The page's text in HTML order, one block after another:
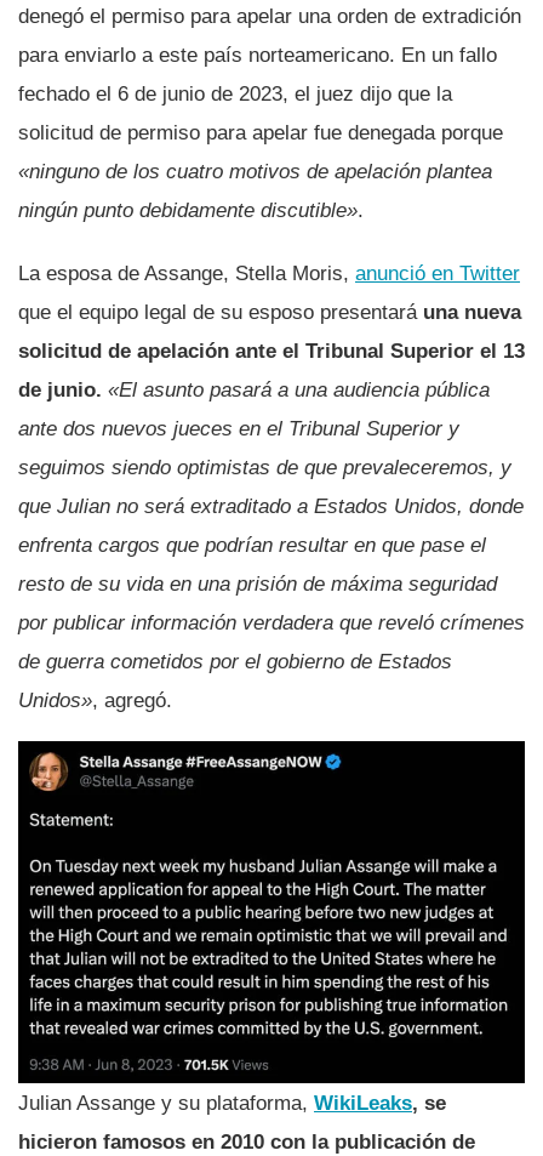
denegó el permiso para apelar una orden de extradición
para enviarlo a este país norteamericano. En un fallo
fechado el 6 de junio de 2023, el juez dijo que la
solicitud de permiso para apelar fue denegada porque
«ninguno de los cuatro motivos de apelación plantea
ningún punto debidamente discutible».
La esposa de Assange, Stella Moris, anunció en Twitter
que el equipo legal de su esposo presentará una nueva
solicitud de apelación ante el Tribunal Superior el 13
de junio. «El asunto pasará a una audiencia pública
ante dos nuevos jueces en el Tribunal Superior y
seguimos siendo optimistas de que prevaleceremos, y
que Julian no será extraditado a Estados Unidos, donde
enfrenta cargos que podrían resultar en que pase el
resto de su vida en una prisión de máxima seguridad
por publicar información verdadera que reveló crímenes
de guerra cometidos por el gobierno de Estados
Unidos», agregó.
Julian Assange y su plataforma, WikiLeaks, se
hicieron famosos en 2010 con la publicación de